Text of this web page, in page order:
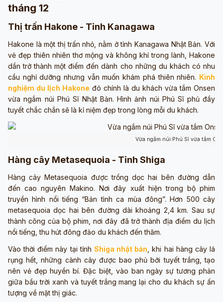
tháng 12
Thị trấn Hakone - Tỉnh Kanagawa
Hakone là một thị trấn nhỏ, nằm ở tỉnh Kanagawa Nhật Bản. Với
vẻ đẹp thiên nhiên thơ mộng và không khí trong lành, Hakone
dần trở thành một điểm đến dành cho những du khách có nhu
cầu nghỉ dưỡng nhưng vẫn muốn khám phá thiên nhiên. Kinh
nghiệm du lịch Hakone đó chính là du khách vừa tắm Onsen
vừa ngắm núi Phú Sĩ Nhật Bản. Hình ảnh núi Phú Sĩ phủ đầy
tuyết chắc chắn sẽ là kỉ niệm đẹp trong lòng mỗi du khách.
Vừa ngắm núi Phú Sĩ vừa tắm
Hàng cây Metasequoia - Tỉnh Shiga
Hàng cây Metasequoia được trồng dọc hai bên đường dẫn
đến cao nguyên Makino. Nơi đây xuất hiện trong bộ phim
truyền hình nổi tiếng “Bản tình ca mùa đông”. Hơn 500 cây
metasequoia dọc hai bên đường dài khoảng 2,4 km. Sau sự
thành công của bộ phim, nơi đây đã trở thành địa điểm du lịch
nổi tiếng, thu hút đông đảo du khách đến thăm.
Vào thời điểm này tại tỉnh Shiga nhật bản , khi hai hàng cây lá
rụng hết, những cành cây được bao phủ bởi tuyết trắng, tạo
nên vẻ đẹp huyền bí. Đặc biệt, vào ban ngày sự tương phản
giữa bầu trời xanh và tuyết trắng mang lại cho du khách sự ấn
tượng về mặt thị giác.